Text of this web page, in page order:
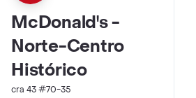
McDonald's -
Norte-Centro
Histórico
cra 43 #70-35